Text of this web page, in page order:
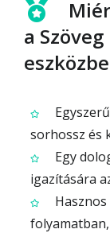
a
sorhossz és
Egy
igazítására